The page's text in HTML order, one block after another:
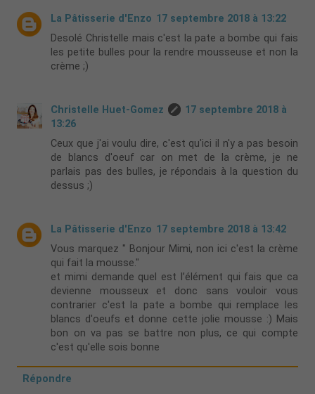
La Pâtisserie d'Enzo 17 septembre 2018 à 13:22
Desolé Christelle mais c'est la pate a bombe qui fais
les petite bulles pour la rendre mousseuse et non la
crème ;)
Christelle Huet-Gomez
17 septembre 2018 à
13:26
Ceux que j'ai voulu dire, c'est qu'ici il n'y a pas besoin
de blancs d'oeuf car on met de la crème, je ne
parlais pas des bulles, je répondais à la question du
dessus ;)
La Pâtisserie d'Enzo 17 septembre 2018 à 13:42
Vous marquez " Bonjour Mimi, non ici c'est la crème
qui fait la mousse."
et mimi demande quel est l’élément qui fais que ca
devienne mousseux et donc sans vouloir vous
contrarier c'est la pate a bombe qui remplace les
blancs d'oeufs et donne cette jolie mousse :) Mais
bon on va pas se battre non plus, ce qui compte
c'est qu'elle sois bonne
Répondre